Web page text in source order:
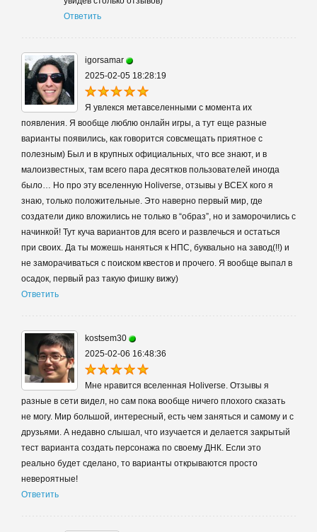
Ответить
igorsamar
2025-02-05 18:28:19
Я увлекся метавселенными с момента их
появления. Я вообще люблю онлайн игры, а тут еще разные
варианты появились, как говорится совсмещать приятное с
полезным) Был и в крупных официальных, что все знают, и в
малоизвестных, там всего пара десятков пользователей иногда
было… Но про эту вселенную Holiverse, отзывы у ВСЕХ кого я
знаю, только положительные. Это наверно первый мир, где
создатели дико вложились не только в “образ”, но и заморочились с
начинкой! Тут куча вариантов для всего и развлечься и остаться
при своих. Да ты можешь наняться к НПС, буквально на завод(!!) и
не заморачиваться с поиском квестов и прочего. Я вообще выпал в
осадок, первый раз такую фишку вижу)
Ответить
kostsem30
2025-02-06 16:48:36
Мне нравится вселенная Holiverse. Отзывы я
разные в сети видел, но сам пока вообще ничего плохого сказать
не могу. Мир большой, интересный, есть чем заняться и самому и с
друзьями. А недавно слышал, что изучается и делается закрытый
тест варианта создать персонажа по своему ДНК. Если это
реально будет сделано, то варианты открываются просто
невероятные!
Ответить